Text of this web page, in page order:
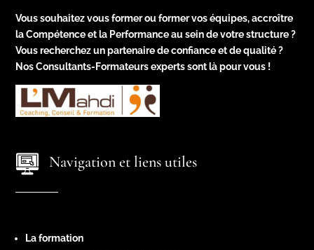
Vous souhaitez vous former ou former vos équipes, accroître
la Compétence et la Performance au sein de votre structure ?
Vous recherchez un partenaire de confiance et de qualité ?
Nos Consultants-Formateurs experts sont là pour vous !
Navigation et liens utiles
La formation